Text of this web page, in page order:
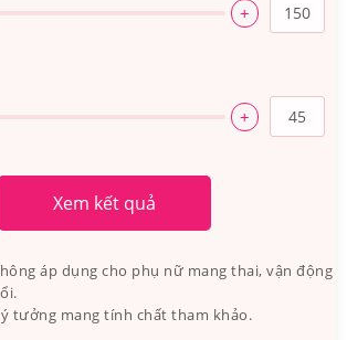
+
+
Xem kết quả
áp dụng cho phụ nữ mang thai, vận động
tưởng mang tính chất tham khảo.